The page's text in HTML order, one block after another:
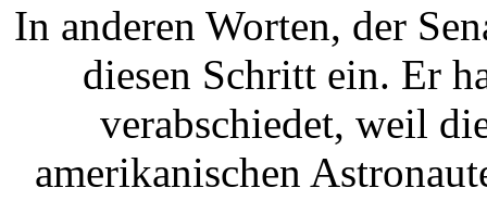
In anderen Worten, der
diesen Schritt ein. Er
verabschiedet, weil
amerikanischen